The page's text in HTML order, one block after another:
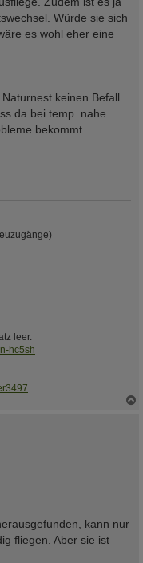
Würde sie sich
es wohl eher eine
keinen Befall
da bei temp. nahe
bekommt.
leer.
hc5sh
kann nur
fliegen. Aber sie ist